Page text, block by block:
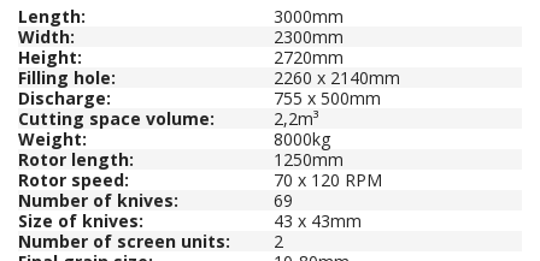
Length:
3000mm
Width:
2300mm
Height:
2720mm
Filling hole:
2260 x 2140mm
Discharge:
755 x 500mm
Cutting space volume:
2,2m³
Weight:
8000kg
Rotor length:
1250mm
Rotor speed:
70 x 120 RPM
Number of knives:
69
Size of knives:
43 x 43mm
Number of screen units:
2